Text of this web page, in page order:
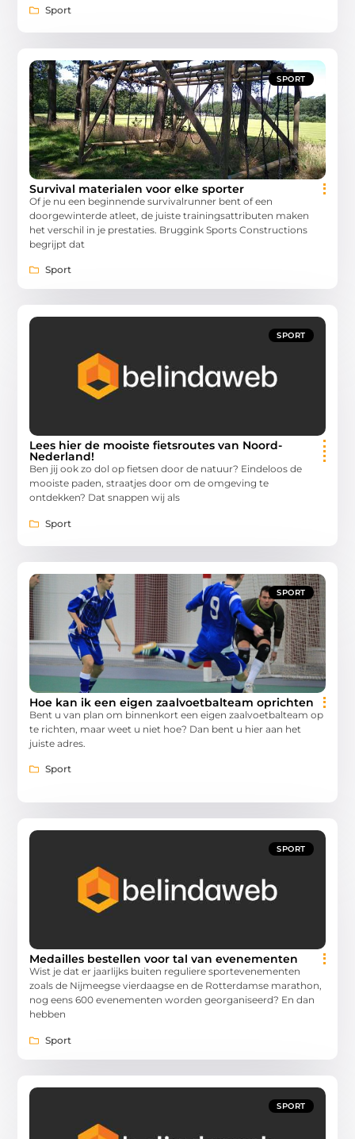
Sport
SPORT
Survival materialen voor elke sporter
Of je nu een beginnende survivalrunner bent of een
doorgewinterde atleet, de juiste trainingsattributen maken
het verschil in je prestaties. Bruggink Sports Constructions
begrijpt dat
Sport
SPORT
Lees hier de mooiste fietsroutes van Noord-
Nederland!
Ben jij ook zo dol op fietsen door de natuur? Eindeloos de
mooiste paden, straatjes door om de omgeving te
ontdekken? Dat snappen wij als
Sport
SPORT
Hoe kan ik een eigen zaalvoetbalteam oprichten
Bent u van plan om binnenkort een eigen zaalvoetbalteam op
te richten, maar weet u niet hoe? Dan bent u hier aan het
juiste adres.
Sport
SPORT
Medailles bestellen voor tal van evenementen
Wist je dat er jaarlijks buiten reguliere sportevenementen
zoals de Nijmeegse vierdaagse en de Rotterdamse marathon,
nog eens 600 evenementen worden georganiseerd? En dan
hebben
Sport
SPORT